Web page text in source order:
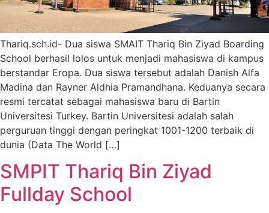
Thariq.sch.id- Dua siswa SMAIT Thariq Bin Ziyad Boarding
School berhasil lolos untuk menjadi mahasiswa di kampus
berstandar Eropa. Dua siswa tersebut adalah Danish Alfa
Madina dan Rayner Aldhia Pramandhana. Keduanya secara
resmi tercatat sebagai mahasiswa baru di Bartin
Universitesi Turkey. Bartin Universitesi adalah salah
perguruan tinggi dengan peringkat 1001-1200 terbaik di
dunia (Data The World […]
SMPIT Thariq Bin Ziyad
Fullday School